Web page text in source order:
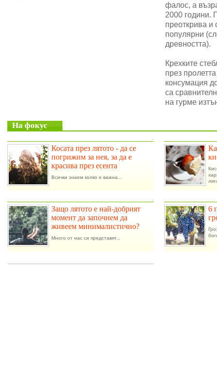
фалос, а
2000 години.
преоткрива и
популярни
древността).
Крехките
през
консумация
са
на гурме
На фокус
Косата през лятото - да се
погрижим за нея, за да е
красива през есента
Всички знаем колко е важна...
Защо лятото е най-добрият
момент да започнем да
живеем минималистично?
Много от нас си представят...
6